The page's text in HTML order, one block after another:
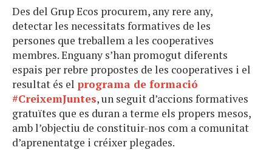
Des del Grup Ecos procurem, any rere any,
detectar les necessitats formatives de les
persones que treballem a les cooperatives
membres. Enguany s’han promogut diferents
espais per rebre propostes de les cooperatives i el
resultat és el programa de formació
#CreixemJuntes, un seguit d’accions formatives
gratuïtes que es duran a terme els propers mesos,
amb l’objectiu de constituir-nos com a comunitat
d’aprenentatge i créixer plegades.